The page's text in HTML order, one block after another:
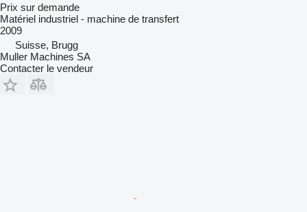
Prix sur demande
Matériel industriel - machine de transfert
2009
Suisse, Brugg
Muller Machines SA
Contacter le vendeur